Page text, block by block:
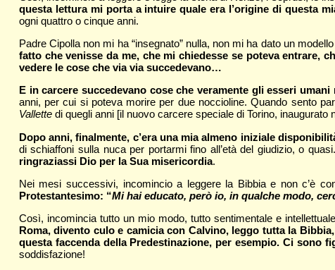
questa lettura mi porta a intuire quale era l’origine di questa
ogni quattro o cinque anni.
Padre Cipolla non mi ha “insegnato” nulla, non mi ha dato un
fatto che venisse da me, che mi chiedesse se poteva entrare,
vedere le cose che via via succedevano…
E in carcere succedevano cose che veramente gli esseri
anni, per cui si poteva morire per due noccioline. Quando sento
Vallettedi quegli anni [il nuovo carcere speciale di Torino, inaugurato
Dopo anni, finalmente, c’era una mia almeno iniziale
di schiaffoni sulla nuca per portarmi fino all’età del giudizio, o quasi.
ringraziassi Dio per la Sua misericordia.
Nei mesi successivi, incomincio a leggere la Bibbia e non c’è
Protestantesimo: “Mi hai educato, però io, in qualche modo,
Così, incomincia tutto un mio modo, tutto sentimentale e
Roma, divento culo e camicia con Calvino, leggo tutta la
questa faccenda della Predestinazione, per esempio. Ci sono
soddisfazione!